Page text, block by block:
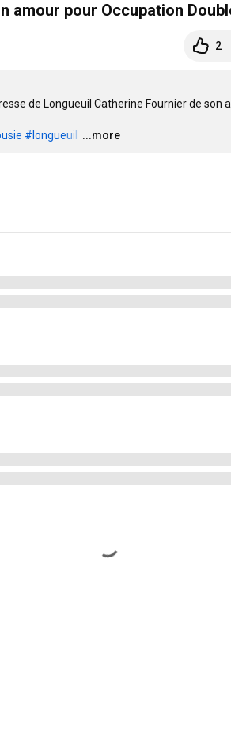
amour pour Occupation
2
de Longueuil Catherine Fournier de son
#longueuil …
...more